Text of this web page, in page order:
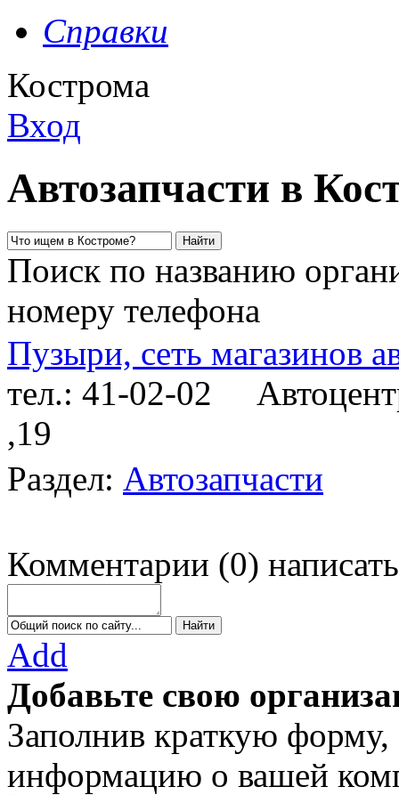
Справки
Кострома
Вход
Автозапчасти в
Поиск по названию
номеру телефона
Пузыри, сеть магазинов
тел.: 41-02-02
,19
Раздел: Автозапчасти
Комментарии (0) написать
Add
Добавьте свою
Заполнив краткую
информацию о вашей